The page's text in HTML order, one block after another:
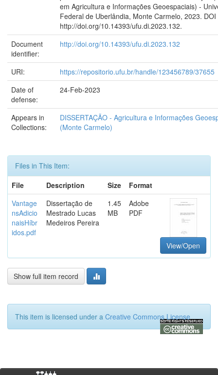
em Agricultura e Informações Geoespaciais) -
Federal de Uberlândia, Monte Carmelo, 2023. DOI
http://doi.org/10.14393/ufu.di.2023.132.
Document
identifier:
http://doi.org/10.14393/ufu.di.2023.132
URI:
https://repositorio.ufu.br/handle/123456789/37655
Date of
defense:
24-Feb-2023
Appears in
Collections:
DISSERTAÇÃO - Agricultura e Informações
(Monte Carmelo)
Files in This Item:
File
Description Size
Format
Vantage
nsAdicio
naisHíbr
idos.pdf
Dissertação de
Mestrado Lucas
Medeiros Pereira
1.45
MB
Adobe
PDF
View/Open
Show full item record
This item is licensed under a Creative Commons License